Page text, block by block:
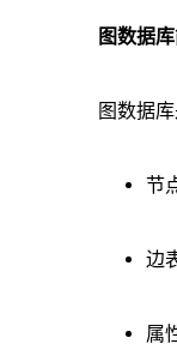
图数据
图数据
节
边
属